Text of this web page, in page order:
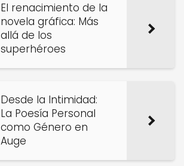
El renacimiento de la
novela gráfica: Más
allá de los
superhéroes
Desde la Intimidad:
La Poesía Personal
como Género en
Auge